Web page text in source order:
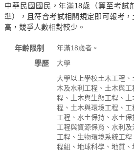
中華民國國民，年滿18歲（算至考試
準），且符合考試相關規定即可報考
高，競爭人數相對較少。
年齡限制 年滿18歲者。
學歷 大學
大學以上學校土木工程
木及水利工程、土木與
程、土木與生態工程、
程、土木與環境工程、
工程、水土保持、水土
工程與資源保育、水利
工程、生物環境系統工
程組、地球科學、地質